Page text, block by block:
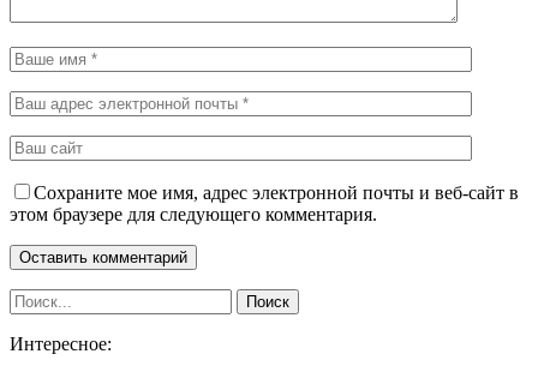
Сохраните мое имя, адрес электронной почты и веб-сайт в
этом браузере для следующего комментария.
Интересное: